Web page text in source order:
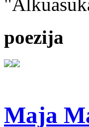
poezija
Maja